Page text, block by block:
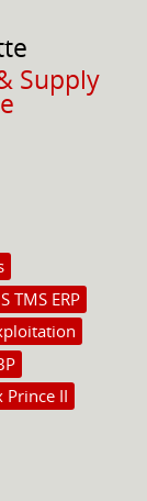
Supply
TMS ERP
II